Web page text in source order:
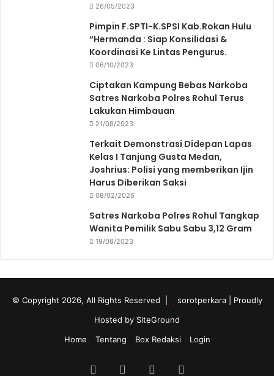
26/05/2023
Pimpin F.SPTI-K.SPSI Kab.Rokan Hulu
“Hermanda : Siap Konsilidasi &
Koordinasi Ke Lintas Pengurus.
06/10/2023
Ciptakan Kampung Bebas Narkoba
Satres Narkoba Polres Rohul Terus
Lakukan Himbauan
21/08/2023
Terkait Demonstrasi Didepan Lapas
Kelas I Tanjung Gusta Medan,
Joshrius: Polisi yang memberikan Ijin
Harus Diberikan Saksi
08/02/2026
Satres Narkoba Polres Rohul Tangkap
Wanita Pemilik Sabu Sabu 3,12 Gram
19/08/2023
© Copyright 2026, All Rights Reserved | sorotperkara
| Proudly
Hosted by SiteGround
Home
Tentang Box Redaksi Login
FacebookTwitter YouTube